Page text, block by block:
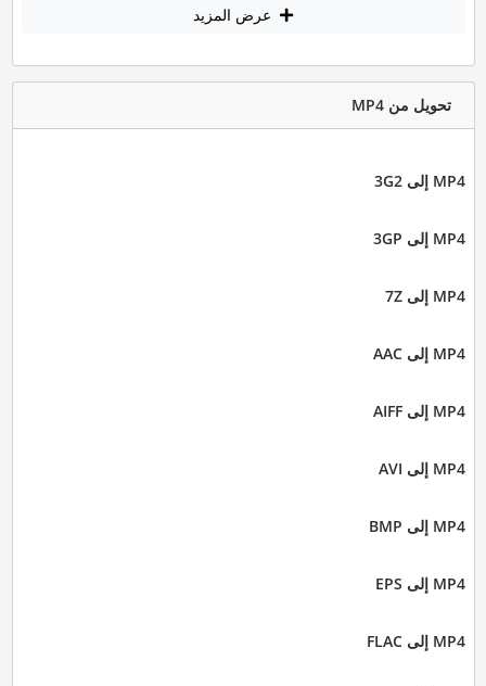
عرض المزيد
تحويل من MP4
MP4 إلى 3G2
MP4 إلى 3GP
MP4 إلى 7Z
MP4 إلى AAC
MP4 إلى AIFF
MP4 إلى AVI
MP4 إلى BMP
MP4 إلى EPS
MP4 إلى FLAC